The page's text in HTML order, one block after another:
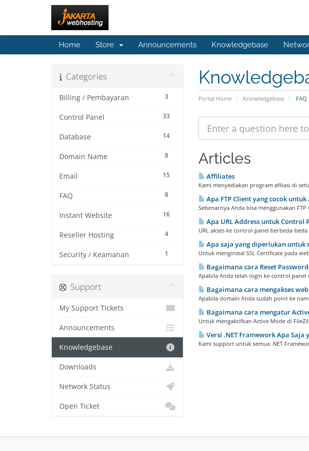
Home Store Announcements Knowledgebase
Portal Home Knowledgebase FAQ
Categories
3
Billing / Pembayaran
33
Control Panel
14
Database
8
Domain Name
15
Email
8
FAQ
16
Instant Website
4
Reseller Hosting
1
Security / Keamanan
Articles
Affiliates
Kami menyediakan program afiliasi di
Apa FTP Client yang cocok untuk
Sebenarnya Anda bisa menggunakan
Apa URL Address untuk Control
URL akses ke control panel berbeda-
Apa saja yang diperlukan untuk
Untuk menginstal SSL Certificate pada
Bagaimana cara Reset
Apabila Anda telah login ke control panel
Bagaimana cara mengakses
Apabila domain Anda sudah point ke
Bagaimana cara mengatur
Untuk mengaktifkan Active Mode di
Versi .NET Framework Apa Saja
Kami support untuk semua .NET
Support
My Support Tickets
Announcements
Knowledgebase
Downloads
Network Status
Open Ticket